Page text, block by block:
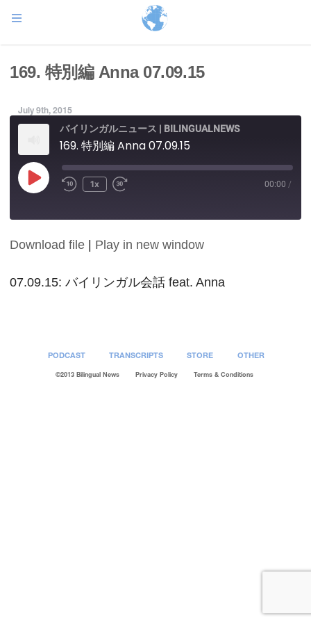
169. 特別編 Anna 07.09.15
July 9th, 2015
バイリンガルニュース | BILINGUALNEWS
169. 特別編 Anna 07.09.15
Play
Episode
1x 00:00 /
SHARE
LINK
Download file Play in new window
07.09.15: バイリンガル会話 feat. Anna
PODCAST TRANSCRIPTS STORE OTHER
©2013 Bilingual News Privacy Policy Terms & Conditions